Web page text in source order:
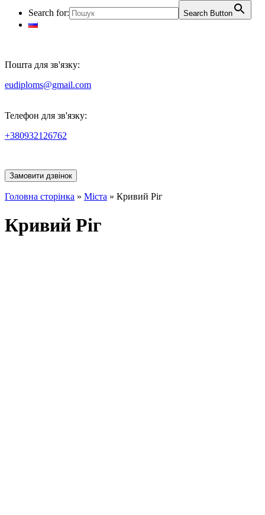
Search for:
Search Button
Пошта для зв'язку:
eudiploms@gmail.com
Телефон для зв'язку:
+380932126762
Замовити дзвінок
Головна сторінка » Міста » Кривий Ріг
Кривий Ріг